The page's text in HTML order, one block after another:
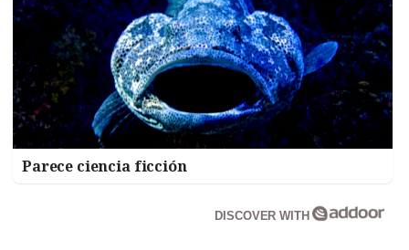
Parece ciencia ficción
DISCOVER WITH